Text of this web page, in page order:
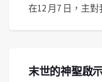
在12 月7 日，主
末世的神聖啟